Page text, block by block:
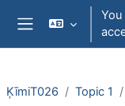
Skip to main content
ĶīmiT026 Topic 1